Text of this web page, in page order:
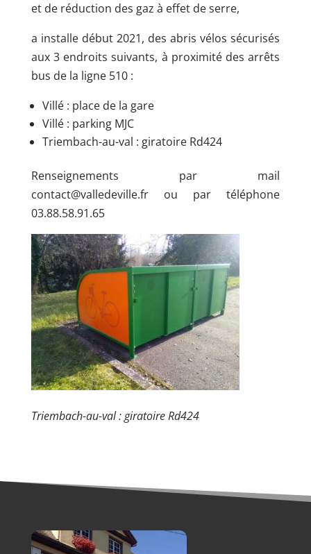
et de réduction des gaz à effet de serre,
a installe début 2021, des abris vélos sécurisés
aux 3 endroits suivants, à proximité des arrêts
bus de la ligne 510 :
Villé : place de la gare
Villé : parking MJC
Triembach-au-val : giratoire Rd424
Renseignements par mail
contact@valledeville.fr ou par téléphone
03.88.58.91.65
Triembach-au-val : giratoire Rd424